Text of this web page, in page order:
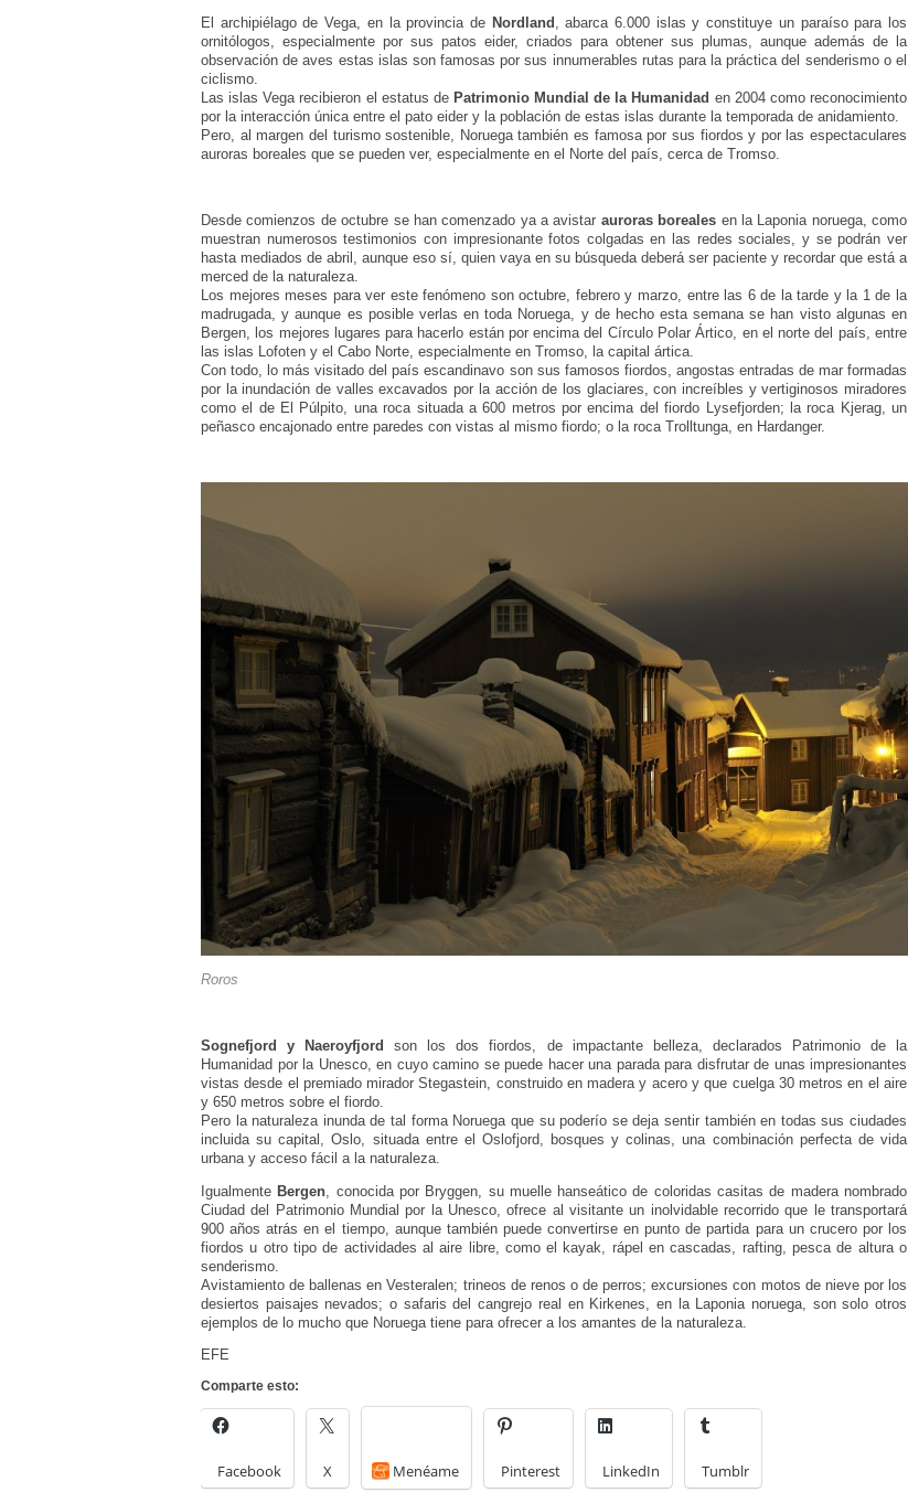
El archipiélago de Vega, en la provincia de Nordland , abarca 6.000 islas y constituye un paraíso para los
ornitólogos, especialmente por sus patos eider, criados para obtener sus plumas, aunque además de la
observación de aves estas islas son famosas por sus innumerables rutas para la práctica del senderismo o el
ciclismo.
Las islas Vega recibieron el estatus dePatrimonio Mundial de la Humanidad en 2004 como reconocimiento
por la interacción única entre el pato eider y la población de estas islas durante la temporada de anidamiento.
Pero, al margen del turismo sostenible, Noruega también es famosa por sus fiordos y por las espectaculares
auroras boreales que se pueden ver, especialmente en el Norte del país, cerca de Tromso.
Desde comienzos de octubre se han comenzado ya a avistar auroras boreales en la Laponia noruega, como
muestran numerosos testimonios con impresionante fotos colgadas en las redes sociales, y se podrán ver
hasta mediados de abril, aunque eso sí, quien vaya en su búsqueda deberá ser paciente y recordar que está a
merced de la naturaleza.
Los mejores meses para ver este fenómeno son octubre, febrero y marzo, entre las 6 de la tarde y la 1 de la
madrugada, y aunque es posible verlas en toda Noruega, y de hecho esta semana se han visto algunas en
Bergen, los mejores lugares para hacerlo están por encima del Círculo Polar Ártico, en el norte del país, entre
las islas Lofoten y el Cabo Norte, especialmente en Tromso, la capital ártica.
Con todo, lo más visitado del país escandinavo son sus famosos fiordos, angostas entradas de mar formadas
por la inundación de valles excavados por la acción de los glaciares, con increíbles y vertiginosos miradores
como el de El Púlpito, una roca situada a 600 metros por encima del fiordo Lysefjorden; la roca Kjerag, un
peñasco encajonado entre paredes con vistas al mismo fiordo; o la roca Trolltunga, en Hardanger.
Roros
Sognefjord y Naeroyfjord
son los dos fiordos, de impactante belleza, declarados Patrimonio de la
Humanidad por la Unesco, en cuyo camino se puede hacer una parada para disfrutar de unas impresionantes
vistas desde el premiado mirador Stegastein, construido en madera y acero y que cuelga 30 metros en el aire
y 650 metros sobre el fiordo.
Pero la naturaleza inunda de tal forma Noruega que su poderío se deja sentir también en todas sus ciudades
incluida su capital, Oslo, situada entre el Oslofjord, bosques y colinas, una combinación perfecta de vida
urbana y acceso fácil a la naturaleza.
IgualmenteBergen , conocida por Bryggen, su muelle hanseático de coloridas casitas de madera nombrado
Ciudad del Patrimonio Mundial por la Unesco, ofrece al visitante un inolvidable recorrido que le transportará
900 años atrás en el tiempo, aunque también puede convertirse en punto de partida para un crucero por los
fiordos u otro tipo de actividades al aire libre, como el kayak, rápel en cascadas, rafting, pesca de altura o
senderismo.
Avistamiento de ballenas en Vesteralen; trineos de renos o de perros; excursiones con motos de nieve por los
desiertos paisajes nevados; o safaris del cangrejo real en Kirkenes, en la Laponia noruega, son solo otros
ejemplos de lo mucho que Noruega tiene para ofrecer a los amantes de la naturaleza.
EFE
Comparte esto:
Facebook X Menéame Pinterest LinkedIn Tumblr